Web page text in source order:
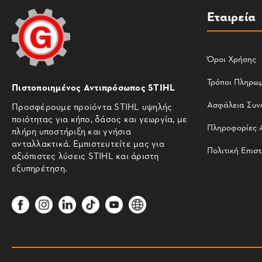
Πιστοποιημένος Αντιπρόσωπος STIHL
Προσφέρουμε προϊόντα STIHL υψηλής
ποιότητας για κήπο, δάσος και γεωργία, με
πλήρη υποστήριξη και γνήσια
ανταλλακτικά. Εμπιστευτείτε μας για
αξιόπιστες λύσεις STIHL και άριστη
εξυπηρέτηση.
Εταιρεία
Όροι Χρήσης
Τρόποι
Ασφάλεια
Πληροφορίες
Πολιτική